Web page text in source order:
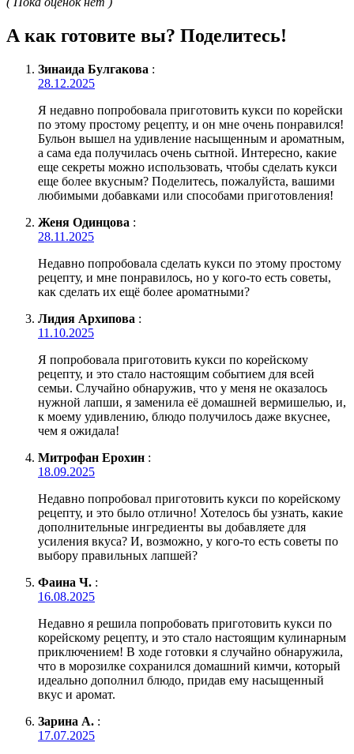
А как готовите вы? Поделитесь!
Зинаида Булгакова :
28.12.2025
Я недавно попробовала приготовить кукси по корейски
по этому простому рецепту, и он мне очень понравился!
Бульон вышел на удивление насыщенным и ароматным,
а сама еда получилась очень сытной. Интересно, какие
еще секреты можно использовать, чтобы сделать кукси
еще более вкусным? Поделитесь, пожалуйста, вашими
любимыми добавками или способами приготовления!
Женя Одинцова :
28.11.2025
Недавно попробовала сделать кукси по этому простому
рецепту, и мне понравилось, но у кого-то есть советы,
как сделать их ещё более ароматными?
Лидия Архипова :
11.10.2025
Я попробовала приготовить кукси по корейскому
рецепту, и это стало настоящим событием для всей
семьи. Случайно обнаружив, что у меня не оказалось
нужной лапши, я заменила её домашней вермишелью, и,
к моему удивлению, блюдо получилось даже вкуснее,
чем я ожидала!
Митрофан Ерохин :
18.09.2025
Недавно попробовал приготовить кукси по корейскому
рецепту, и это было отлично! Хотелось бы узнать, какие
дополнительные ингредиенты вы добавляете для
усиления вкуса? И, возможно, у кого-то есть советы по
выбору правильных лапшей?
Фаина Ч. :
16.08.2025
Недавно я решила попробовать приготовить кукси по
корейскому рецепту, и это стало настоящим кулинарным
приключением! В ходе готовки я случайно обнаружила,
что в морозилке сохранился домашний кимчи, который
идеально дополнил блюдо, придав ему насыщенный
вкус и аромат.
Зарина А. :
17.07.2025